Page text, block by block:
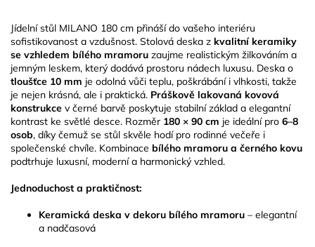
Jídelní stůl MILANO 180 cm přináší do vašeho interiéru
sofistikovanost a vzdušnost. Stolová deska z kvalitní keramiky
se vzhledem bílého mramoru zaujme realistickým žilkováním a
jemným leskem, který dodává prostoru nádech luxusu. Deska o
tloušťce 10 mm je odolná vůči teplu, poškrábání i vlhkosti, takže
je nejen krásná, ale i praktická. Práškově lakovaná kovová
konstrukce v černé barvě poskytuje stabilní základ a elegantní
kontrast ke světlé desce. Rozměr 180 × 90 cm je ideální pro 6–8
osob, díky čemuž se stůl skvěle hodí pro rodinné večeře i
společenské chvíle. Kombinace bílého mramoru a černého kovu
podtrhuje luxusní, moderní a harmonický vzhled.
Jednoduchost a praktičnost:
Keramická deska v dekoru bílého mramoru – elegantní
a nadčasová